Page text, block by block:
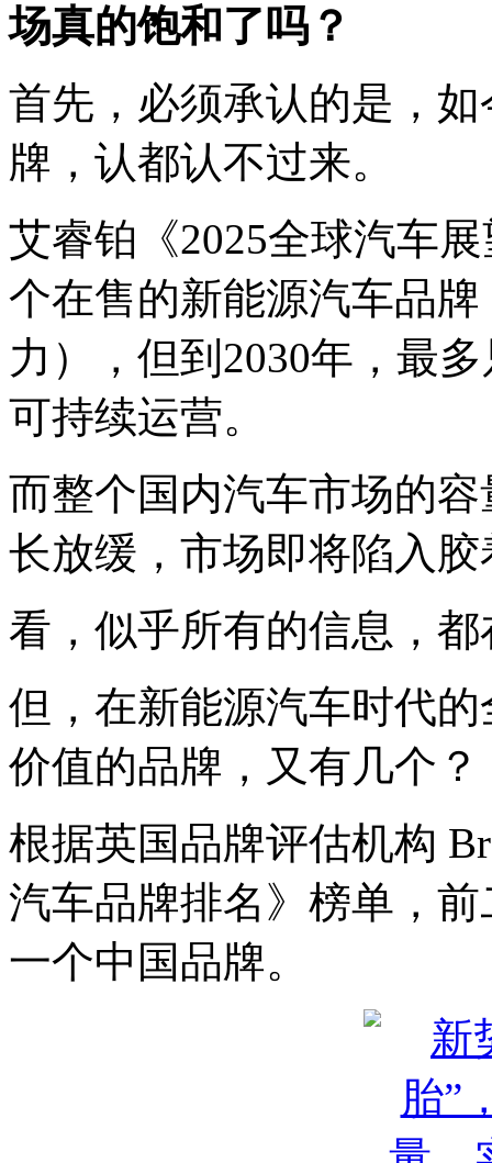
场真的饱和了吗？
首先，必须承认的是，
牌，认都认不过来。
艾睿铂《2025全球汽车
个在售的新能源汽车品
力），但到2030年，最
可持续运营。
而整个国内汽车市场的
长放缓，市场即将陷入
看，似乎所有的信息，
但，在新能源汽车时代
价值的品牌，又有几个？
根据英国品牌评估机构
汽车品牌排名》榜单，
一个中国品牌。